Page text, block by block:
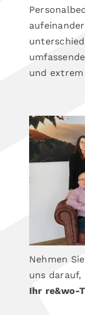
und
Nehmen
uns
Ihr re&wo-